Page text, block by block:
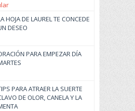
HOJA DE LAUREL TE CONCEDE
DESEO
PARA EMPEZAR DÍA
PARA ATRAER LA SUERTE
DE OLOR, CANELA Y LA